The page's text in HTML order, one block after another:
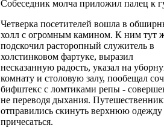
Собеседник молча приложил палец к
Четверка посетителей вошла в
холл с огромным камином. К ним тут
подскочил расторопный служитель в
холстинковом фартуке, выразил
несказанную радость, указал на
комнату и столовую залу, пообещал
бифштекс с ломтиками репы -
не переводя дыхания.
отправились скинуть верхнюю
причесаться.